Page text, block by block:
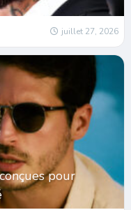
juillet 27, 2026
pour